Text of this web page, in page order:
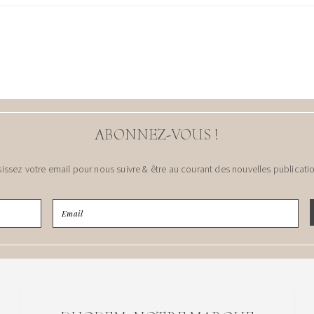
ABONNEZ-VOUS !
votre email pour nous suivre & être au courant des nouvelles